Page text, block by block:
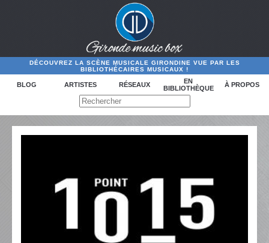
DÉCOUVREZ LA SCÈNE MUSICALE GIRONDINE VUE PAR LES
BIBLIOTHÉCAIRES MUSICAUX !
BLOG ARTISTES RÉSEAUX
EN
BIBLIOTHÈQUE
À PROPOS